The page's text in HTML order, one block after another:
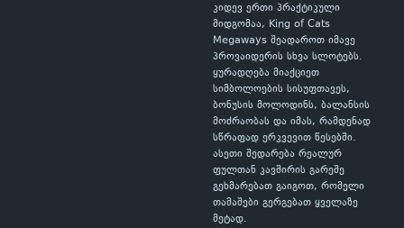
კიდევ ერთი პრაქტიკული
მიდგომაა, King of Cats
Megaways შეადაროთ იმავე
პროვაიდერის სხვა სლოტებს.
ყურადღება მიაქციეთ
სიმბოლოების სისუფთავეს,
ბონუსის მოლოდინს, ბალანსის
მოძრაობას და იმას, რამდენად
სწრაფად ერკვევით წესებში.
ასეთი შედარება რეალურ
ფულთან კავშირის გარეშე
გეხმარებათ გაიგოთ, რომელი
თამაშები გერგებათ ყველაზე
მეტად.